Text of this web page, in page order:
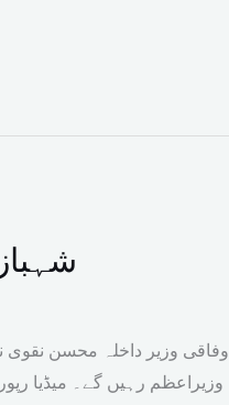
وفاقی وزیر داخلہ محسن
وزیراعظم رہیں گے۔ میڈیا